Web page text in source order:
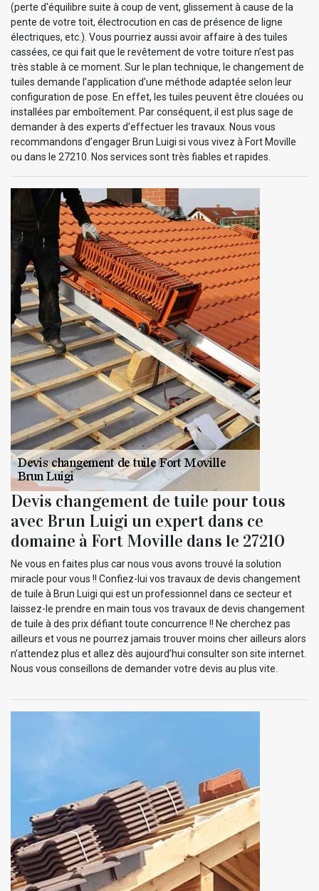
(perte d'équilibre suite à coup de vent, glissement à cause de la
pente de votre toit, électrocution en cas de présence de ligne
électriques, etc.). Vous pourriez aussi avoir affaire à des tuiles
cassées, ce qui fait que le revêtement de votre toiture n’est pas
très stable à ce moment. Sur le plan technique, le changement de
tuiles demande l’application d’une méthode adaptée selon leur
configuration de pose. En effet, les tuiles peuvent être clouées ou
installées par emboîtement. Par conséquent, il est plus sage de
demander à des experts d’effectuer les travaux. Nous vous
recommandons d’engager Brun Luigi si vous vivez à Fort Moville
ou dans le 27210. Nos services sont très fiables et rapides.
Devis changement de tuile pour tous
avec Brun Luigi un expert dans ce
domaine à Fort Moville dans le 27210
Ne vous en faites plus car nous vous avons trouvé la solution
miracle pour vous !! Confiez-lui vos travaux de devis changement
de tuile à Brun Luigi qui est un professionnel dans ce secteur et
laissez-le prendre en main tous vos travaux de devis changement
de tuile à des prix défiant toute concurrence !! Ne cherchez pas
ailleurs et vous ne pourrez jamais trouver moins cher ailleurs alors
n’attendez plus et allez dès aujourd’hui consulter son site internet.
Nous vous conseillons de demander votre devis au plus vite.